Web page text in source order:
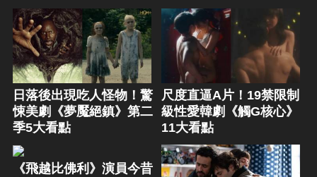
日落後出現吃人怪物！驚
悚美劇《夢魘絕鎮》第二
季5大看點
尺度直逼A片！19禁限制
級性愛韓劇《觸G核心》
11大看點
《飛越比佛利》演員今昔